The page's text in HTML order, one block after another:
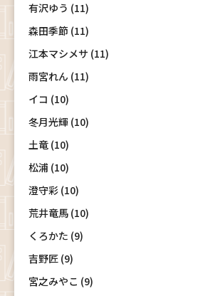
有沢ゆう (11)
森田季節 (11)
江本マシメサ (11)
雨宮れん (11)
イコ (10)
冬月光輝 (10)
土竜 (10)
松浦 (10)
澄守彩 (10)
荒井竜馬 (10)
くろかた (9)
吉野匠 (9)
宮之みやこ (9)